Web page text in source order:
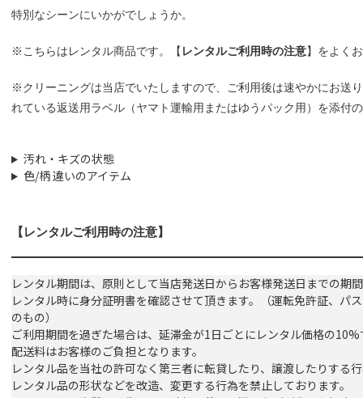
特別なシーンにいかがでしょうか。
※こちらはレンタル商品です。【 レンタルご利用時の注意】をよく
※クリーニングは当店でいたしますので、ご利用後は速やかにお送
れている返送用ラベル（ヤマト運輸用またはゆうパック用）を添付
汚れ・キズの状態
色/柄 違いのアイテム
【レンタルご利用時の注意】
レンタル期間は、原則として当店発送日からお客様発送日までの期
レンタル時に身分証明書を確認させて頂きます。（運転免許証、パ
のもの）
ご利用期間を過ぎた場合は、延滞金が1日ごとにレンタル価格の
配送料はお客様のご負担となります。
レンタル品を当社の許可なく第三者に転貸したり、譲渡したりする
レンタル品の形状などを改造、変更する行為を禁止しております。